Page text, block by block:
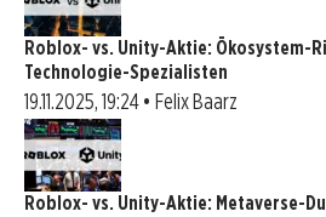
Roblox- vs. Unity-Aktie: Ökosystem-
Technologie-Spezialisten
19.11.2025, 19:24 • Felix Baarz
Roblox- vs. Unity-Aktie: Metaverse-